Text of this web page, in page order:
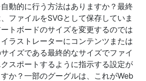
動的に行う方法はありますか？最終
ファイルをSVGとして保存していま
トボードのサイズを変更するのでは
ラストレーターにコンテンツまたは
イズである最終的なサイズでファイ
スポートするように指示する設定が
か？一部のグーグルは、これがWeb